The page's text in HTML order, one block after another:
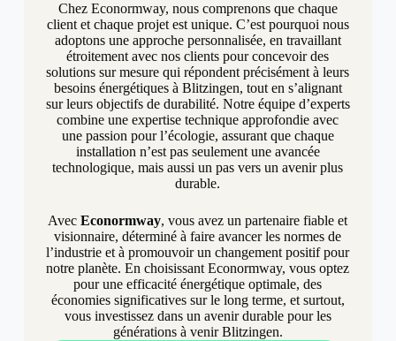
Chez Econormway, nous comprenons que chaque
client et chaque projet est unique. C’est pourquoi nous
adoptons une approche personnalisée, en travaillant
étroitement avec nos clients pour concevoir des
solutions sur mesure qui répondent précisément à leurs
besoins énergétiques à Blitzingen, tout en s’alignant
sur leurs objectifs de durabilité. Notre équipe d’experts
combine une expertise technique approfondie avec
une passion pour l’écologie, assurant que chaque
installation n’est pas seulement une avancée
technologique, mais aussi un pas vers un avenir plus
durable.
AvecEconormway, vous avez un partenaire fiable et
visionnaire, déterminé à faire avancer les normes de
l’industrie et à promouvoir un changement positif pour
notre planète. En choisissant Econormway, vous optez
pour une efficacité énergétique optimale, des
économies significatives sur le long terme, et surtout,
vous investissez dans un avenir durable pour les
générations à venir Blitzingen.